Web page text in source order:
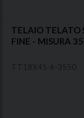
TELAIO TELATO
FINE - MISURA